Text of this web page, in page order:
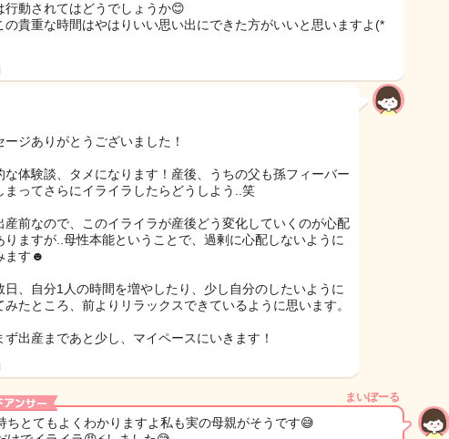
行動されてはどうでしょうか😊
の貴重な時間はやはりいい思い出にできた方がいいと思いますよ(*
ージありがとうございました！
な体験談、タメになります！産後、うちの父も孫フィーバー
まってさらにイライラしたらどうしよう..笑
産前なので、このイライラが産後どう変化していくのが心配
りますが..母性本能ということで、過剰に心配しないように
ます☻
日、自分1人の時間を増やしたり、少し自分のしたいように
みたところ、前よりリラックスできているように思います。
ず出産まであと少し、マイペースにいきます！
まいぼーる
ちとてもよくわかりますよ私も実の母親がそうです😅